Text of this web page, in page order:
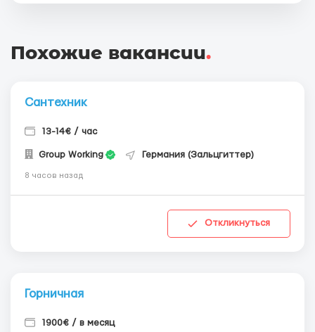
Похожие вакансии.
Сантехник
13-14€ / час
Group Working Германия (Зальцгиттер)
8 часов назад
Откликнуться
Горничная
1900€ / в месяц